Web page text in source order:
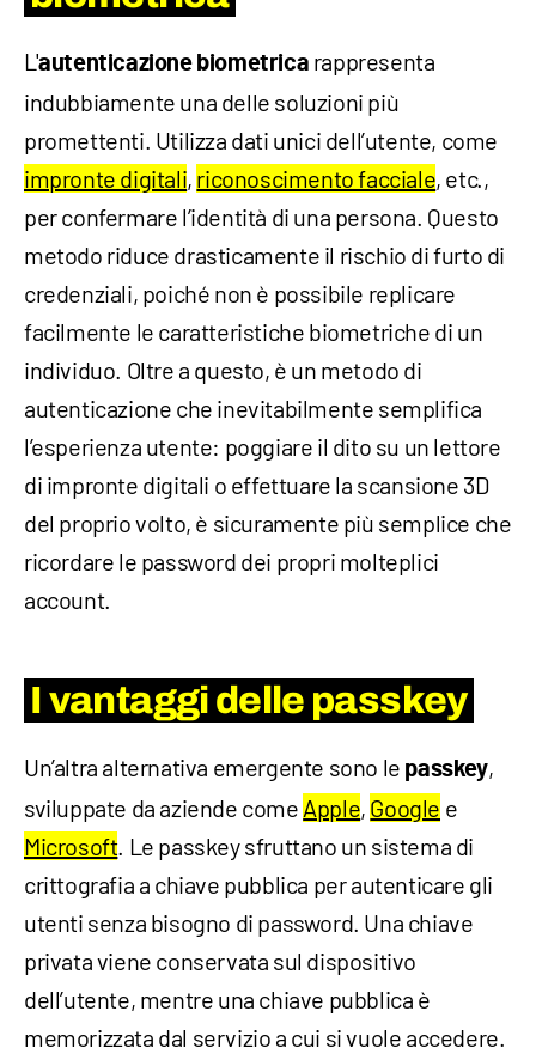
L'autenticazione biometrica rappresenta
indubbiamente una delle soluzioni più
promettenti. Utilizza dati unici dell’utente, come
impronte digitali, riconoscimento facciale, etc.,
per confermare l’identità di una persona. Questo
metodo riduce drasticamente il rischio di furto di
credenziali, poiché non è possibile replicare
facilmente le caratteristiche biometriche di un
individuo. Oltre a questo, è un metodo di
autenticazione che inevitabilmente semplifica
l’esperienza utente: poggiare il dito su un lettore
di impronte digitali o effettuare la scansione 3D
del proprio volto, è sicuramente più semplice che
ricordare le password dei propri molteplici
account.
I vantaggi delle passkey
Un’altra alternativa emergente sono le passkey,
sviluppate da aziende come Apple, Google e
Microsoft. Le passkey sfruttano un sistema di
crittografia a chiave pubblica per autenticare gli
utenti senza bisogno di password. Una chiave
privata viene conservata sul dispositivo
dell’utente, mentre una chiave pubblica è
memorizzata dal servizio a cui si vuole accedere.